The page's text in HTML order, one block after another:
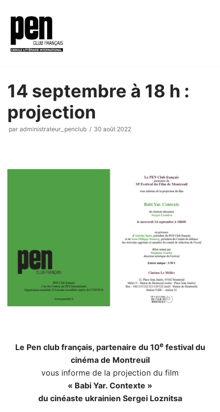
au
contenu
14 septembre à 18 h :
projection
par administrateur_penclub 30 août 2022
Le Pen club français, partenaire du 10efestival du
cinéma de Montreuil
vous informe de la projection du film
« Babi Yar. Contexte »
du cinéaste ukrainien Sergei Loznitsa